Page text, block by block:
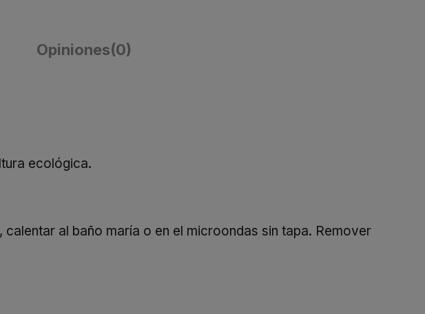
Opiniones(0)
ecológica.
al baño maría o en el microondas sin tapa. Remover